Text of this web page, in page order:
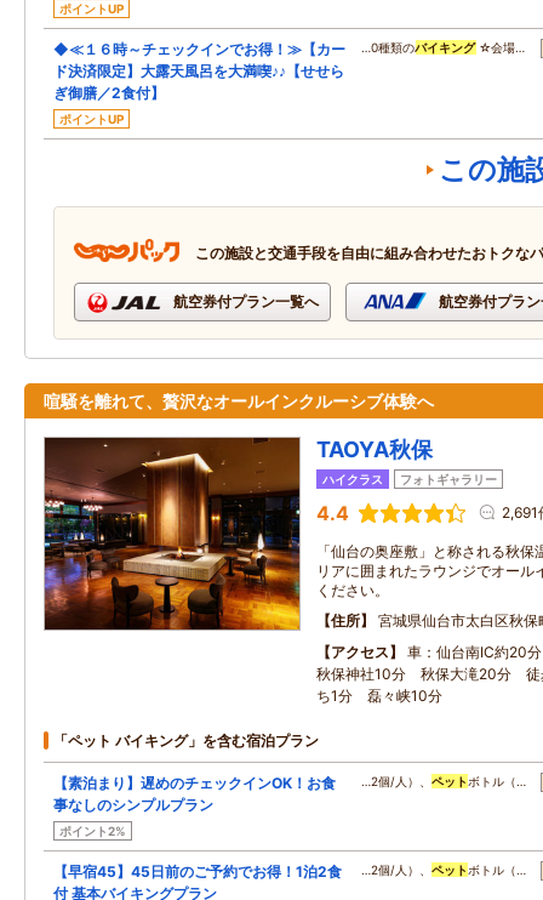
ポイントUP
◆≪１６時～チェックインでお得！≫【カー
ド決済限定】大露天風呂を大満喫♪♪【せせら
ぎ御膳／2食付】
ポイントUP
…0種類のバイキング☆会場…
この施
この施設と交通手段を自由に組み合わせたおトクな
航空券付プラン一覧へ 航空券付プラ
喧騒を離れて、贅沢なオールインクルーシブ体験へ
TAOYA秋保
ハイクラス フォトギャラリー
4.4 2,691
「仙台の奥座敷」と称される秋
リアに囲まれたラウンジでオール
ください。
住所
宮城県仙台市太白区秋
アクセス
車：仙台南IC約
秋保神社10分 秋保大滝20分 徒
ち1分 磊々峡10分
「ペット バイキング」を含む宿泊プラン
【素泊まり】遅めのチェックインOK！お食
事なしのシンプルプラン
ポイント2%
…2個/人）、 ペット ボトル（…
【早宿45】45日前のご予約でお得！1泊2食
付 基本バイキングプラン
…2個/人）、 ペット ボトル（…